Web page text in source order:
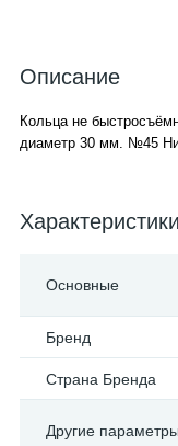
Описание
Кольца не
диаметр 30 мм. №45
Характеристики
Основные
Бренд
Страна Бренда
Другие параметры